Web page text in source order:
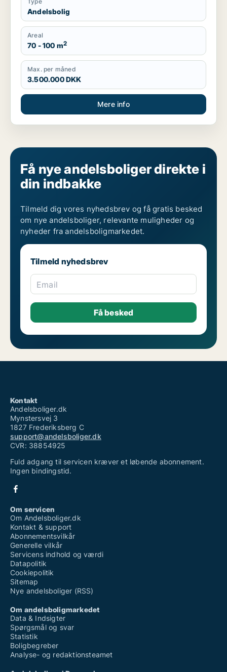
Andelsbolig
Areal
70 - 100 m2
Max. per måned
3.500.000 DKK
Mere info
Få nye andelsboliger direkte i
din indbakke
Tilmeld dig vores nyhedsbrev og få gratis besked
om nye andelsboliger, relevante muligheder og
nyheder fra andelsboligmarkedet.
Tilmeld nyhedsbrev
Email
Kontakt
Andelsboliger.dk
Mynstersvej 3
1827 Frederiksberg C
support@andelsboliger.dk
CVR: 38854925
Fuld adgang til servicen kræver et løbende abonnement.
Ingen bindingstid.
Om servicen
Om Andelsboliger.dk
Kontakt & support
Abonnementsvilkår
Generelle vilkår
Servicens indhold og værdi
Datapolitik
Cookiepolitik
Sitemap
Nye andelsboliger (RSS)
Om andelsboligmarkedet
Data & Indsigter
Spørgsmål og svar
Statistik
Boligbegreber
Analyse- og redaktionsteamet